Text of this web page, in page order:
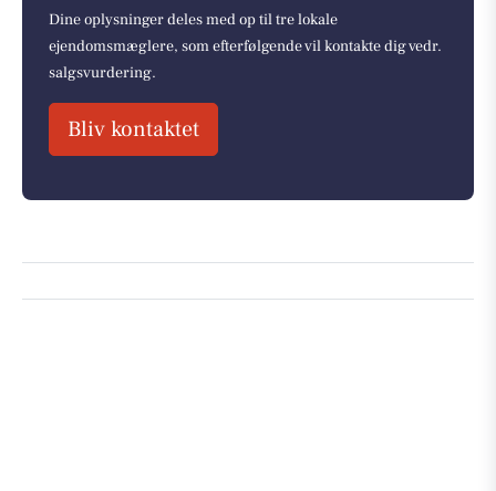
Dine oplysninger deles med op til tre lokale
ejendomsmæglere, som efterfølgende vil kontakte dig vedr.
salgsvurdering.
Bliv kontaktet